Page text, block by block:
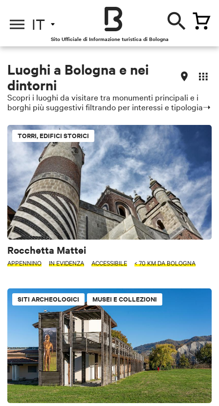
IT
Sito Ufficiale di Informazione turistica di Bologna
Luoghi a Bologna e nei
dintorni
Scopri i luoghi da visitare tra monumenti principali e i
borghi più suggestivi filtrando per interessi e tipologia➝
TORRI, EDIFICI STORICI
Rocchetta Mattei
APPENNINO IN EVIDENZA ACCESSIBILE < 70 KM DA BOLOGNA
SITI ARCHEOLOGICI MUSEI E COLLEZIONI